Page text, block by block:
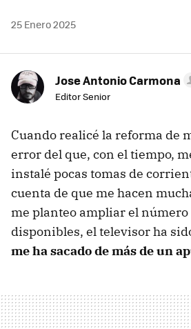
25 Enero 2025
Jose Antonio Carmona
Editor Senior
Cuando realicé la reforma de
error del que, con el tiempo,
instalé pocas tomas de
cuenta de que me hacen
me planteo ampliar el número
disponibles, el televisor ha
me ha sacado de más de un